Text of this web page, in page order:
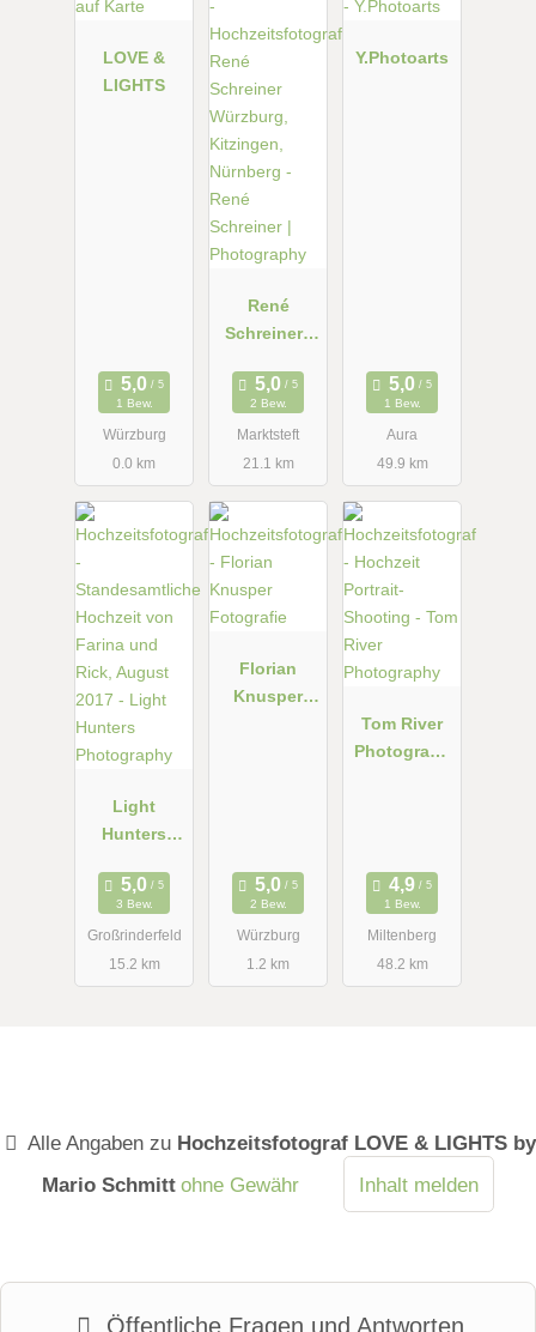
LOVE &
LIGHTS
1 Bew.
Würzburg
0.0 km
René
Schreiner |
y
2 Bew.
Marktsteft
21.1 km
Y.Photoarts
1 Bew.
Aura
49.9 km
Light
Hunters
y
3 Bew.
Großrinderfeld
15.2 km
Florian
Knusper
2 Bew.
Würzburg
1.2 km
Tom River
Photograph
1 Bew.
Miltenberg
48.2 km
Alle Angaben zu Hochzeitsfotograf LOVE & LIGHTS by
Mario Schmitt ohne Gewähr Inhalt melden
Öffentliche Fragen und Antworten